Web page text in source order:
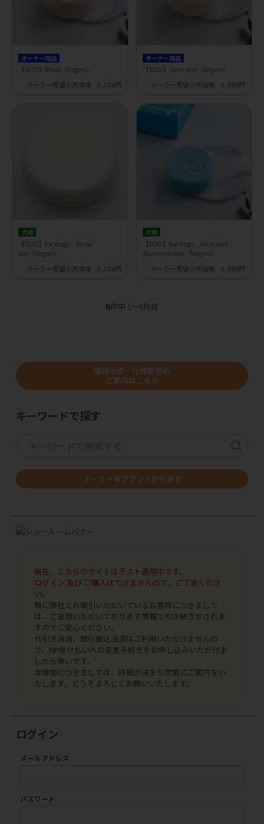
オーナー用品
【SUO】Rinse（Vegan）
メーカー希望小売価格
2,100円
オーナー用品
【SUO】All in one（Vegan）
メーカー希望小売価格
1,800円
犬用
【SUO】for dogs Rinse
bar（Vegan）
メーカー希望小売価格
2,100円
犬用
【SUO】for dogs All in one
Shampoo bar（Vegan）
メーカー希望小売価格
1,800円
6件中 1〜6件目
価格改定・仕様変更の
ご案内はこちら
キーワードで探す
メーカー＆ブランドから探す
現在、こちらのサイトはテスト運用中です。
ログイン 及び ご購入はできませんので、ご了承くださ
い。
既に弊社とお取引いただいているお客様につきまして
は、ご登録いただいております情報で引き継ぎがされま
すのでご安心ください。
代引き決済、銀行振込決済はご利用いただけませんの
で、NP掛け払いへの変更手続きをお申し込みいただけま
したら幸いです。
本稼働につきましては、詳細が決まり次第にご案内をい
たします。どうぞよろしくお願いいたします。
ログイン
メールアドレス
パスワード